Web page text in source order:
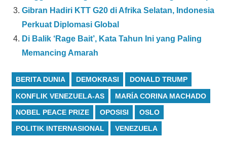
Gibran Hadiri KTT G20 di Afrika Selatan, Indonesia
Perkuat Diplomasi Global
Di Balik ‘Rage Bait’, Kata Tahun Ini yang Paling
Memancing Amarah
BERITA DUNIA DEMOKRASI DONALD TRUMP
KONFLIK VENEZUELA-AS MARÍA CORINA MACHADO
NOBEL PEACE PRIZE OPOSISI OSLO
POLITIK INTERNASIONAL VENEZUELA